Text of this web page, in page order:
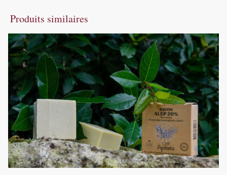
Produits similaires